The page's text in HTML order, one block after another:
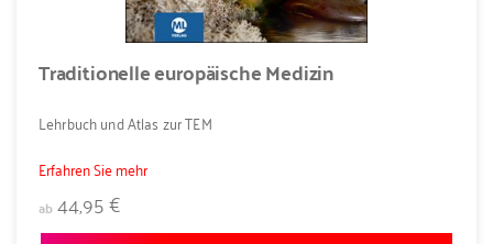
Traditionelle europäische Medizin
Lehrbuch und Atlas zur TEM
Erfahren Sie mehr
ab44,95 €